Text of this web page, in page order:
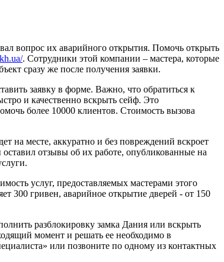
вопрос их аварийного открытия. Помочь открыть
. Сотрудники этой компании – мастера, которые
сразу же после получения заявки.
заявку в форме. Важно, что обратиться к
и качественно вскрыть сейф. Это
более 10000 клиентов. Стоимость вызова
на месте, аккуратно и без повреждений вскроет
отзывы об их работе, опубликованные на
услуг, предоставляемых мастерами этого
300 гривен, аварийное открытие дверей - от 150
разблокировку замка Дания или вскрыть
момент и решать ее необходимо в
или позвоните по одному из контактных